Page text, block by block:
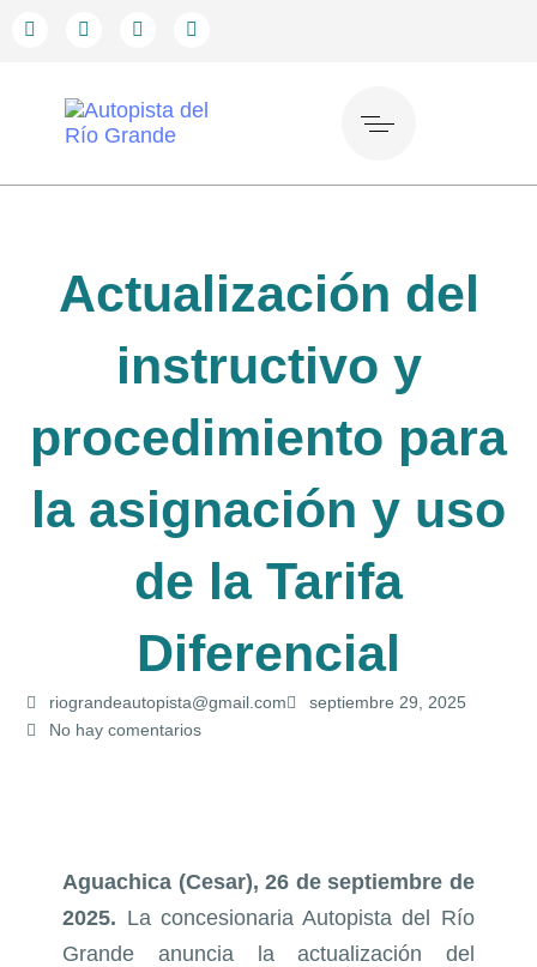
Actualización del
instructivo y
procedimiento para
la asignación y uso
de la Tarifa
Diferencial
riograndeautopista@gmail.com
septiembre 29, 2025
No hay comentarios
Aguachica (Cesar), 26 de septiembre de
2025. La concesionaria Autopista del Río
Grande anuncia la actualización del